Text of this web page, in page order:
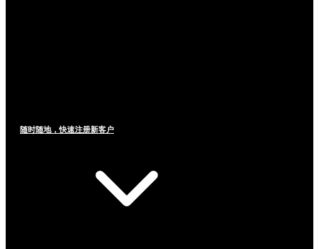
随时随地，快速注册新客户